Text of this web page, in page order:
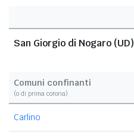
San Giorgio di Nogaro (UD)
Comuni confinanti
(o di prima corona)
Carlino